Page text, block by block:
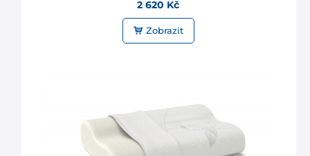
2 620 Kč
Zobrazit